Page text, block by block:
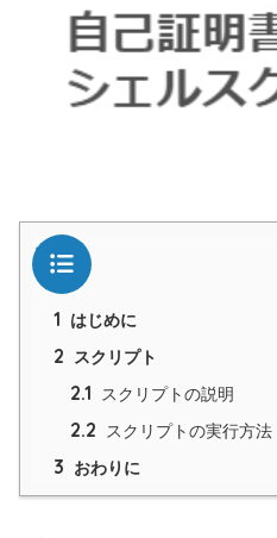
目次
1 はじめに
2 スクリプト
2.1 スクリプトの説明
2.2 スクリプトの実行方法
3 おわりに